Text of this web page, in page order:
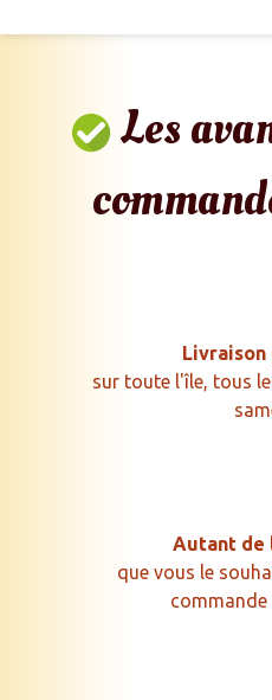
Les
sur toute l'île, tous
Autant de
que vous le
commande